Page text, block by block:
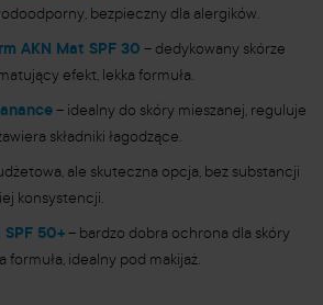
bezpieczny dla alergików.
AKN Mat SPF 30 – dedykowany skórze
efekt, lekka formuła.
– idealny do skóry mieszanej, reguluje
składniki łagodzące.
ale skuteczna opcja, bez substancji
konsystencji.
50+– bardzo dobra ochrona dla skóry
formuła, idealny pod makijaż.